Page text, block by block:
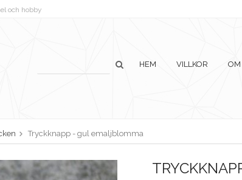
och hobby
HEM VILLKOR OM
Tryckknapp - gul emaljblomma